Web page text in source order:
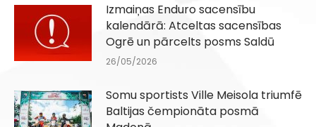
Izmaiņas Enduro sacensību
kalendārā: Atceltas sacensības
Ogrē un pārcelts posms Saldū
26/05/2026
Somu sportists Ville Meisola triumfē
Baltijas čempionāta posmā